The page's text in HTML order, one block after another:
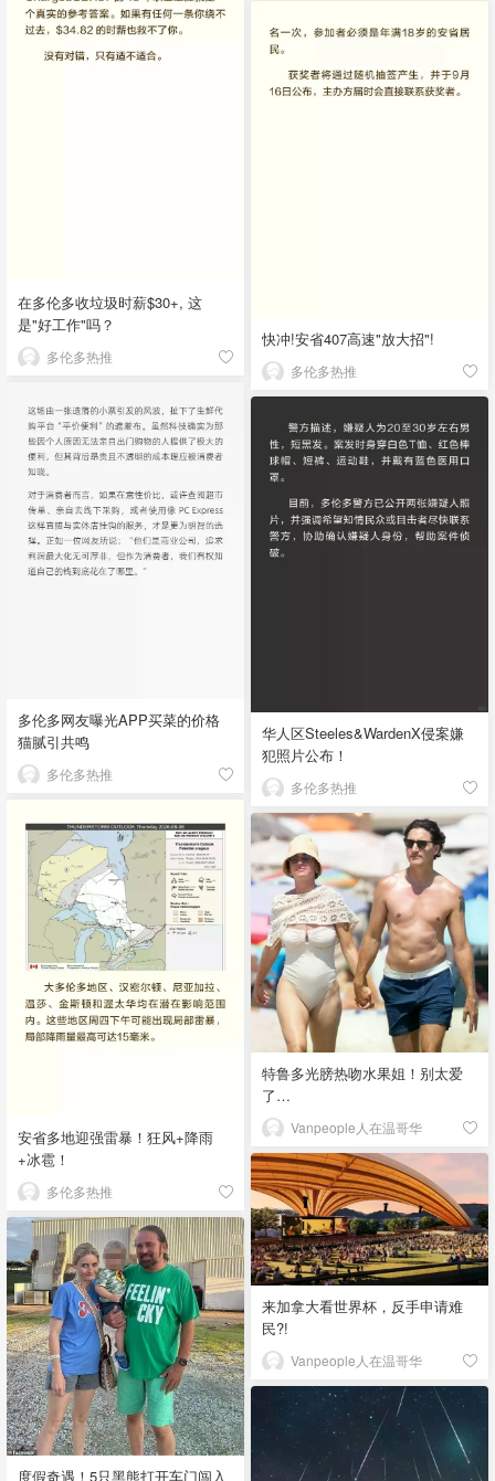
在多伦多收垃圾时薪$30+, 这
是"好工作"吗？
多伦多热推
快冲!安省407高速"放大招"!
多伦多热推
多伦多网友曝光APP买菜的价格
猫腻引共鸣
多伦多热推
华人区Steeles&WardenX侵案嫌
犯照片公布！
多伦多热推
安省多地迎强雷暴！狂风+降雨
+冰雹！
多伦多热推
特鲁多光膀热吻水果姐！别太爱
了…
Vanpeople人在温哥华
来加拿大看世界杯，反手申请难
民?!
Vanpeople人在温哥华
度假奇遇！5只黑熊打开车门闯入